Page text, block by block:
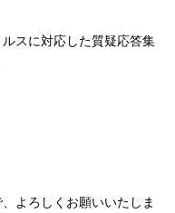
スに対応した質疑応答集
よろしくお願いいたしま